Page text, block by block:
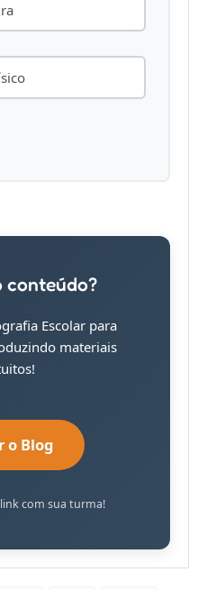
conteúdo?
Escolar para
materiais
o Blog
com sua turma!